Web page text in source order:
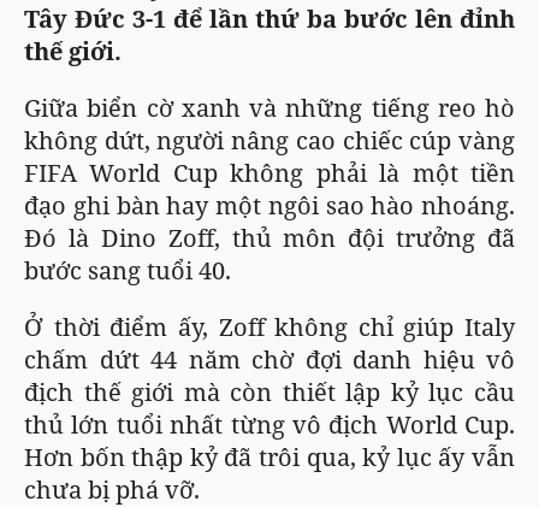
BÁO GIẤY
BÙI XUÂN PHÁI
TIỆN ÍCH
Hotline: 0981.119.189
Điện thoại: 024.38254756
MẠNG XÃ HỘI
Tây Đức 3-1 để lần thứ ba bước lên đỉnh
thế giới.
Giữa biển cờ xanh và những tiếng reo hò
không dứt, người nâng cao chiếc cúp vàng
FIFA World Cup không phải là một tiền
đạo ghi bàn hay một ngôi sao hào nhoáng.
Đó là Dino Zoff, thủ môn đội trưởng đã
bước sang tuổi 40.
Ở thời điểm ấy, Zoff không chỉ giúp Italy
chấm dứt 44 năm chờ đợi danh hiệu vô
địch thế giới mà còn thiết lập kỷ lục cầu
thủ lớn tuổi nhất từng vô địch World Cup.
Hơn bốn thập kỷ đã trôi qua, kỷ lục ấy vẫn
chưa bị phá vỡ.